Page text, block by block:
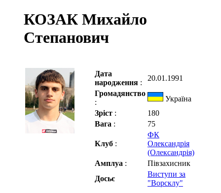
КОЗАК Михайло
Степанович
Дата
народження :
20.01.1991
Громадянство
:
Україна
Зріст :
180
Вага : 75
Клуб :
ФК
Олександрія
(Олександрія)
Амплуа :
Півзахисник
Досьє
Виступи за
"Ворсклу"